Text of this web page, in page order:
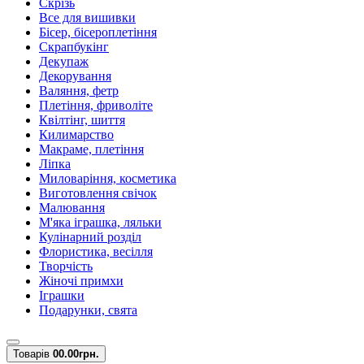
Все для вишивки
Бісер, бісероплетіння
Скрапбукінг
Декупаж
Декорування
Валяння, фетр
Плетіння, фриволіте
Квілтінг, шиття
Килимарство
Макраме, плетіння
Ліпка
Миловаріння, косметика
Виготовлення свічок
Малювання
М'яка іграшка, ляльки
Кулінарний розділ
Флористика, весілля
Творчість
Жіночі примхи
Іграшки
Подарунки, свята
Товарів 00.00грн.